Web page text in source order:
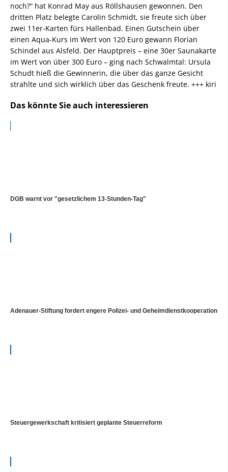
noch?“ hat Konrad May aus Röllshausen gewonnen. Den
dritten Platz belegte Carolin Schmidt, sie freute sich über
zwei 11er-Karten fürs Hallenbad. Einen Gutschein über
einen Aqua-Kurs im Wert von 120 Euro gewann Florian
Schindel aus Alsfeld. Der Hauptpreis – eine 30er Saunakarte
im Wert von über 300 Euro – ging nach Schwalmtal: Ursula
Schudt hieß die Gewinnerin, die über das ganze Gesicht
strahlte und sich wirklich über das Geschenk freute. +++ kiri
Das könnte Sie auch interessieren
DGB warnt vor "gesetzlichem 13-Stunden-Tag"
Adenauer-Stiftung fordert engere Polizei- und Geheimdienstkooperation
Steuergewerkschaft kritisiert geplante Steuerreform